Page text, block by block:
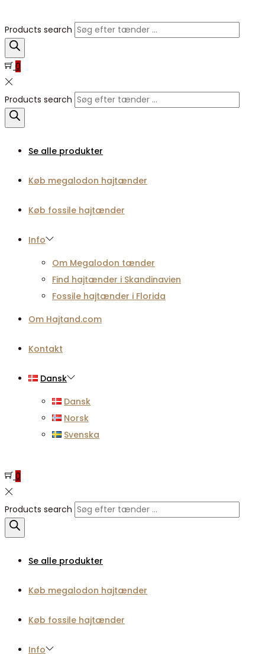
Products search
0
Products search
Se alle produkter
Køb megalodon hajtænder
Køb fossile hajtænder
Info
Om Megalodon tænder
Find hajtænder i Skandinavien
Fossile hajtænder i Florida
Om Hajtand.com
Kontakt
Dansk
Dansk
Norsk
Svenska
0
Products search
Se alle produkter
Køb megalodon hajtænder
Køb fossile hajtænder
Info